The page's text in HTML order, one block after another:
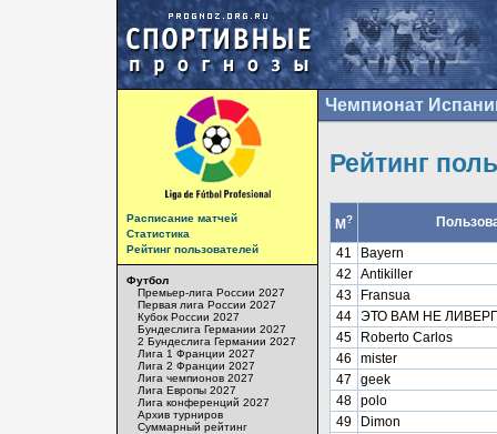
Расписание матчей
Статистика
Рейтинг пользователей
Футбол
Премьер-лига России 2027
Первая лига России 2027
Кубок России 2027
Бундеслига Германии 2027
2 Бундеслига Германии 2027
Лига 1 Франции 2027
Лига 2 Франции 2027
Лига чемпионов 2027
Лига Европы 2027
Лига конференций 2027
Архив турниров
Суммарный рейтинг
Чемпионат
Рейтинг
М?
41
Bayern
42
Antikiller
43
Fransua
44 ЭТО ВАМ НЕ
45
Roberto Carlos
46
mister
47
geek
48 polo
49
Dimon